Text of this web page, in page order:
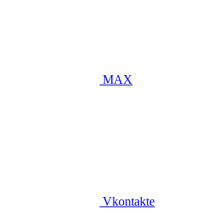
MAX
Vkontakte